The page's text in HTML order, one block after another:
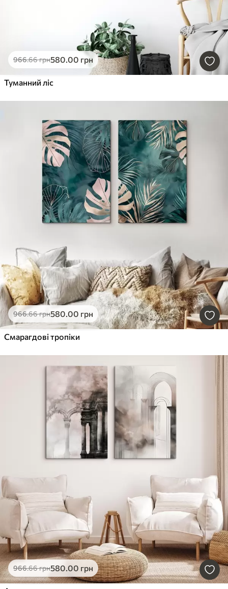
966.66грн580.00 грн
Туманний ліс
966.66грн580.00 грн
Смарагдові тропіки
966.66грн580.00 грн